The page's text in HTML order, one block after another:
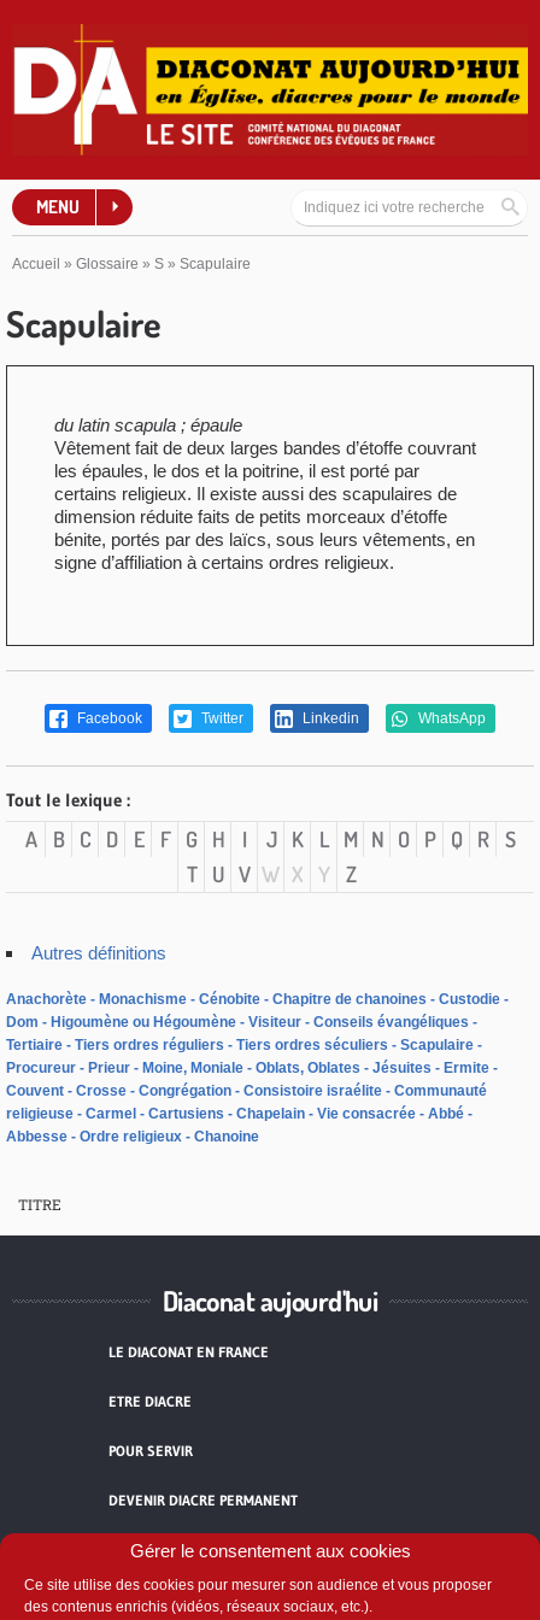
Gérer le consentement aux cookies
Ce site utilise des cookies pour mesurer son audience et vous proposer
des contenus enrichis (vidéos, réseaux sociaux, etc.).
MENU
Accueil » Glossaire » S » Scapulaire
Scapulaire
du latin scapula ; épaule
Vêtement fait de deux larges bandes d’étoffe couvrant
les épaules, le dos et la poitrine, il est porté par
certains religieux. Il existe aussi des scapulaires de
dimension réduite faits de petits morceaux d’étoffe
bénite, portés par des laïcs, sous leurs vêtements, en
signe d’affiliation à certains ordres religieux.
Facebook Twitter Linkedin WhatsApp
Tout le lexique :
A B C D E F G H I J K L M N O P Q R S
T
U V W X Y Z
Autres définitions
Anachorète Monachisme Cénobite Chapitre de chanoines
Custodie
Dom
Higoumène ou Hégoumène Visiteur
Conseils évangéliques
Tertiaire
Tiers ordres réguliers Tiers ordres séculiers
Scapulaire
Procureur
Prieur Moine, Moniale Oblats, Oblates Jésuites
Ermite
Couvent
Crosse Congrégation Consistoire israélite
Communauté
religieuse
Carmel Cartusiens Chapelain Vie consacrée
Abbé
Abbesse
Ordre religieux Chanoine
TITRE
Diaconat aujourd'hui
LE DIACONAT EN FRANCE
ETRE DIACRE
POUR SERVIR
DEVENIR DIACRE PERMANENT
TÉMOIGNAGES
ACCUEIL